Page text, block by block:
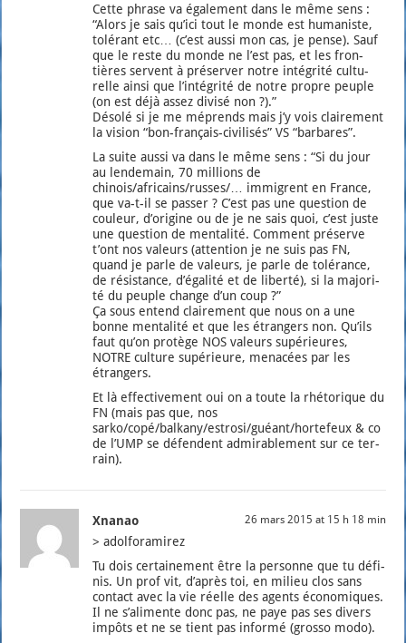
Cette phrase va éga­le­ment dans le même sens :
“Alors je sais qu’ici tout le monde est huma­niste,
tolé­rant etc… (c’est aus­si mon cas, je pense). Sauf
que le reste du monde ne l’est pas, et les fron­
tières servent à pré­ser­ver notre inté­gri­té cultu­
relle ain­si que l’intégrité de notre propre peuple
(on est déjà assez divi­sé non ?).”
Déso­lé si je me méprends mais j’y vois clai­re­ment
la vision “bon-fran­çais-civi­li­sés” VS “bar­bares”.
La suite aus­si va dans le même sens : “Si du jour
au len­de­main, 70 mil­lions de
chinois/africains/russes/… immigrent en France,
que va-t-il se pas­ser ? C’est pas une ques­tion de
cou­leur, d’origine ou de je ne sais quoi, c’est juste
une ques­tion de men­ta­li­té. Com­ment pré­serve
t’ont nos valeurs (atten­tion je ne suis pas FN,
quand je parle de valeurs, je parle de tolé­rance,
de résis­tance, d’égalité et de liber­té), si la majo­ri­
té du peuple change d’un coup ?”
Ça sous entend clai­re­ment que nous on a une
bonne men­ta­li­té et que les étran­gers non. Qu’ils
faut qu’on pro­tège NOS valeurs supé­rieures,
NOTRE culture supé­rieure, mena­cées par les
étran­gers.
Et là effec­ti­ve­ment oui on a toute la rhé­to­rique du
FN (mais pas que, nos
sarko/copé/balkany/estrosi/guéant/hortefeux & co
de l’UMP se défendent admi­ra­ble­ment sur ce ter­
rain).
Xnanao 26 mars 2015 at 15 h 18 min
> adol­fo­ra­mi­rez
Tu dois cer­tai­ne­ment être la per­sonne que tu défi­
nis. Un prof vit, d’a­près toi, en milieu clos sans
contact avec la vie réelle des agents éco­no­miques.
Il ne s’a­li­mente donc pas, ne paye pas ses divers
impôts et ne se tient pas infor­mé (gros­so modo).